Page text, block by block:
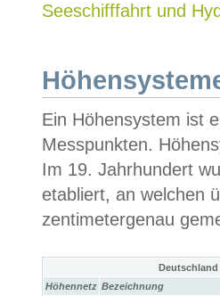
Seeschifffahrt und
Ein Höhensystem ist
Messpunkten.
Im 19. Jahrhundert
etabliert, an welchen
zentimetergenau
Höhennetz Bezeichnung